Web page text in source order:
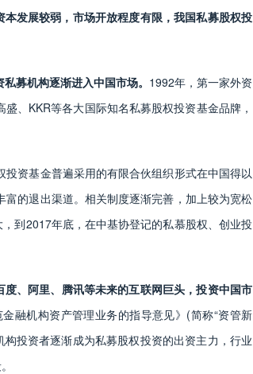
发展较弱，市场开放程度有限，我国私募股权投
募机构逐渐进入中国市场。 1992年，第一家外资
、KKR等各大国际知名私募股权投资基金品牌，
资基金普遍采用的有限合伙组织形式在中国得以
的退出渠道。相关制度逐渐完善，加上较为宽松
到2017年底，在中基协登记的私慕股权、创业投
、阿里、腾讯等未来的互联网巨头，投资中国市
融机构资产管理业务的指导意见》(简称“资管新
投资者逐渐成为私募股权投资的出资主力，行业